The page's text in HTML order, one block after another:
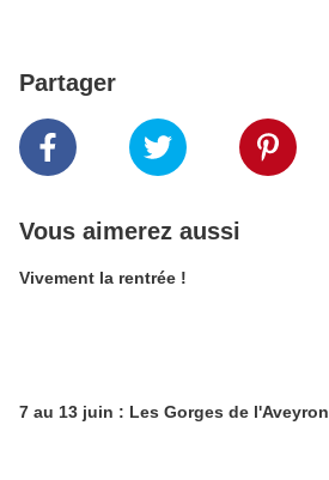
Partager
Vous aimerez aussi
Vivement la rentrée !
7 au 13 juin : Les Gorges de l'Aveyron